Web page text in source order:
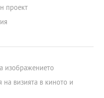
проект
изображението
визията в киното и